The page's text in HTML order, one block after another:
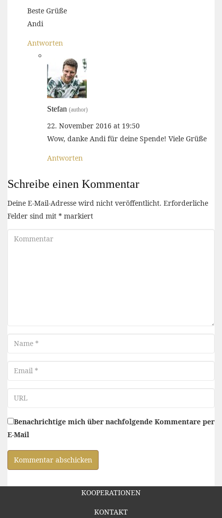
Beste Grüße
Andi
Antworten
Stefan (author)
22. November 2016 at 19:50
Wow, danke Andi für deine Spende! Viele Grüße
Antworten
Schreibe einen Kommentar
Deine E-Mail-Adresse wird nicht veröffentlicht. Erforderliche
Felder sind mit * markiert
Kommentar
Name
Email
Benachrichtige mich über nachfolgende Kommentare per
E-Mail
KOOPERATIONEN
KONTAKT